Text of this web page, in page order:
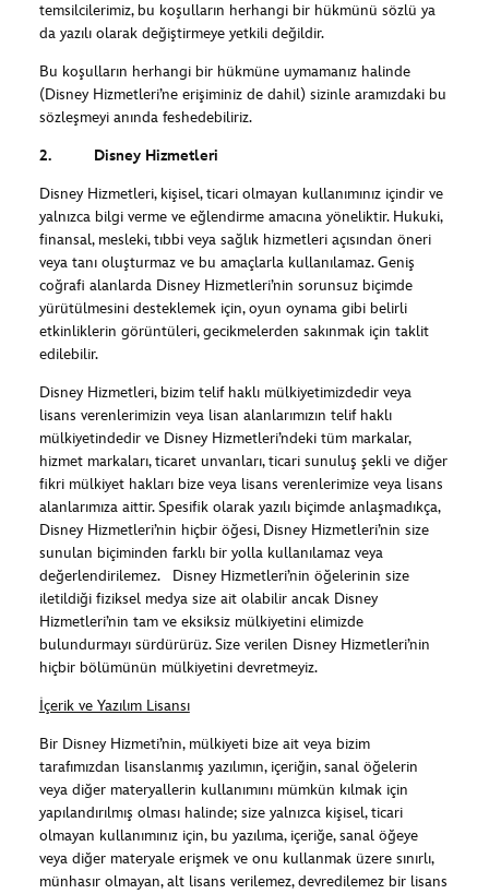
temsilcilerimiz, bu koşulların herhangi bir hükmünü sözlü ya
da yazılı olarak değiştirmeye yetkili değildir.
Bu koşulların herhangi bir hükmüne uymamanız halinde
(Disney Hizmetleri’ne erişiminiz de dahil) sizinle aramızdaki bu
sözleşmeyi anında feshedebiliriz.
2. Disney Hizmetleri
Disney Hizmetleri, kişisel, ticari olmayan kullanımınız içindir ve
yalnızca bilgi verme ve eğlendirme amacına yöneliktir. Hukuki,
finansal, mesleki, tıbbi veya sağlık hizmetleri açısından öneri
veya tanı oluşturmaz ve bu amaçlarla kullanılamaz. Geniş
coğrafi alanlarda Disney Hizmetleri’nin sorunsuz biçimde
yürütülmesini desteklemek için, oyun oynama gibi belirli
etkinliklerin görüntüleri, gecikmelerden sakınmak için taklit
edilebilir.
Disney Hizmetleri, bizim telif haklı mülkiyetimizdedir veya
lisans verenlerimizin veya lisan alanlarımızın telif haklı
mülkiyetindedir ve Disney Hizmetleri’ndeki tüm markalar,
hizmet markaları, ticaret unvanları, ticari sunuluş şekli ve diğer
fikri mülkiyet hakları bize veya lisans verenlerimize veya lisans
alanlarımıza aittir. Spesifik olarak yazılı biçimde anlaşmadıkça,
Disney Hizmetleri’nin hiçbir öğesi, Disney Hizmetleri’nin size
sunulan biçiminden farklı bir yolla kullanılamaz veya
değerlendirilemez. Disney Hizmetleri’nin öğelerinin size
iletildiği fiziksel medya size ait olabilir ancak Disney
Hizmetleri’nin tam ve eksiksiz mülkiyetini elimizde
bulundurmayı sürdürürüz. Size verilen Disney Hizmetleri’nin
hiçbir bölümünün mülkiyetini devretmeyiz.
İçerik ve Yazılım Lisansı
Bir Disney Hizmeti’nin, mülkiyeti bize ait veya bizim
tarafımızdan lisanslanmış yazılımın, içeriğin, sanal öğelerin
veya diğer materyallerin kullanımını mümkün kılmak için
yapılandırılmış olması halinde; size yalnızca kişisel, ticari
olmayan kullanımınız için, bu yazılıma, içeriğe, sanal öğeye
veya diğer materyale erişmek ve onu kullanmak üzere sınırlı,
münhasır olmayan, alt lisans verilemez, devredilemez bir lisans